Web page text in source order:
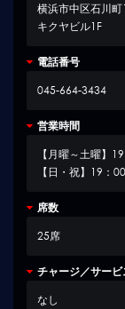
横浜市中区石川町
キクヤビル1F
電話番号
045-664-3434
営業時間
【月曜～土曜】
【日・祝】19：
席数
25席
チャージ／サービ
なし